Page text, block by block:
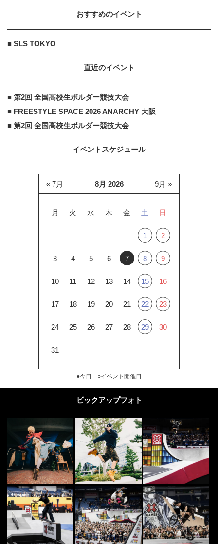
おすすめのイベント
■ SLS TOKYO
直近のイベント
■ 第2回 全国高校生ボルダー競技大会
■ FREESTYLE SPACE 2026 ANARCHY 大阪
■ 第2回 全国高校生ボルダー競技大会
イベントスケジュール
8月 2026
月 火 水 木 金 土 日
1 2
3 4 5 6 7 8 9
10 11 12 13 14 15 16
17 18 19 20 21 22 23
24 25 26 27 28 29 30
31
« 7月 9月 »
●今日 ○イベント開催日
ピックアップフォト